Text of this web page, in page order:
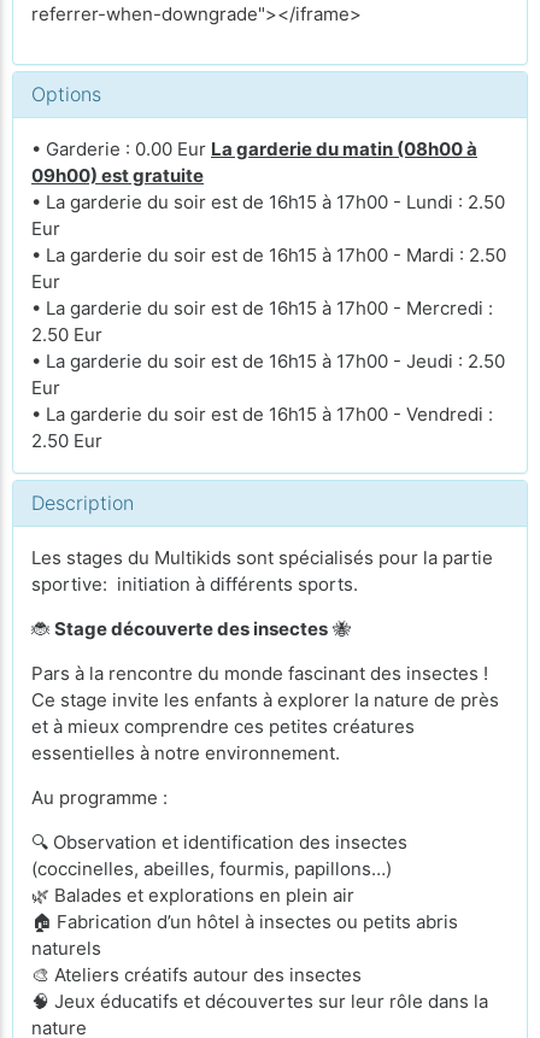
referrer-when-downgrade"></iframe>
Options
• Garderie : 0.00 Eur La garderie du matin (08h00 à
09h00) est gratuite
• La garderie du soir est de 16h15 à 17h00 - Lundi : 2.50
Eur
• La garderie du soir est de 16h15 à 17h00 - Mardi : 2.50
Eur
• La garderie du soir est de 16h15 à 17h00 - Mercredi :
2.50 Eur
• La garderie du soir est de 16h15 à 17h00 - Jeudi : 2.50
Eur
• La garderie du soir est de 16h15 à 17h00 - Vendredi :
2.50 Eur
Description
Les stages du Multikids sont spécialisés pour la partie
sportive: initiation à différents sports.
🐞 Stage découverte des insectes 🐝
Pars à la rencontre du monde fascinant des insectes !
Ce stage invite les enfants à explorer la nature de près
et à mieux comprendre ces petites créatures
essentielles à notre environnement.
Au programme :
🔍 Observation et identification des insectes
(coccinelles, abeilles, fourmis, papillons…)
🌿 Balades et explorations en plein air
🏠 Fabrication d’un hôtel à insectes ou petits abris
naturels
🎨 Ateliers créatifs autour des insectes
🧠 Jeux éducatifs et découvertes sur leur rôle dans la
nature